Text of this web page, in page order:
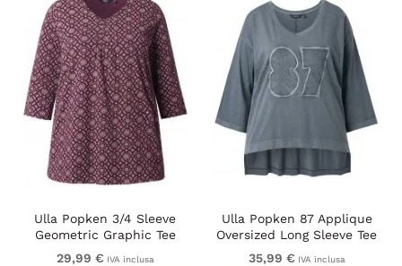
Ulla Popken 3/4 Sleeve
Geometric Graphic Tee
Plum
29,99 € IVA inclusa
Ulla Popken 87 Applique
Oversized Long Sleeve Tee
Graphite Grey
35,99 € IVA inclusa